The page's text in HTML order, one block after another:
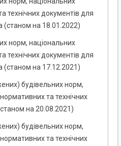
технічних документів для
(станом на 18.01.2022)
норм, національних
технічних документів для
(станом на 17.12.2021)
будівельних норм,
та технічних
на 20.08.2021)
будівельних норм,
та технічних